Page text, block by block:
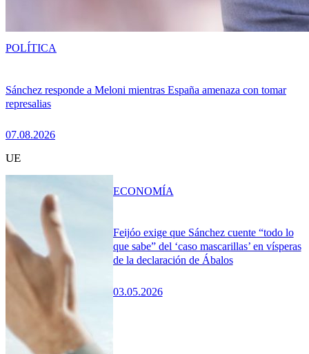
Sánchez responde a Meloni mientras España amenaza con tomar
represalias
07.08.2026
POLÍTICA
UE
Feijóo exige que Sánchez cuente “todo lo
que sabe” del ‘caso mascarillas’ en vísperas
de la declaración de Ábalos
03.05.2026
ECONOMÍA